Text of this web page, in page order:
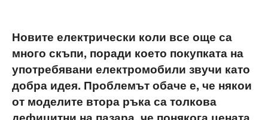
Новите електрически коли все още са
много скъпи, поради което покупката на
употребявани електромобили звучи като
добра идея. Проблемът обаче е, че някои
от моделите втора ръка са толкова